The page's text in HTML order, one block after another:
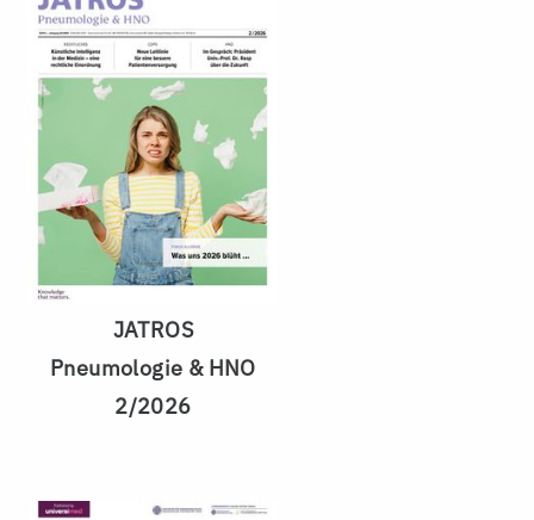
JATROS
Pneumologie & HNO
2/2026